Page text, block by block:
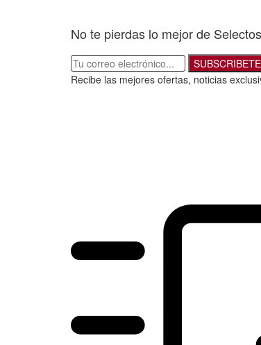
No te pierdas lo mejor de
Recibe las mejores ofertas, noticias